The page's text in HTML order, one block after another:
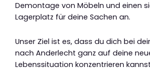
Demontage von Möbeln und einen
Lagerplatz für deine Sachen an.
Unser Ziel ist es, dass du dich bei
nach Anderlecht ganz auf deine
Lebenssituation konzentrieren